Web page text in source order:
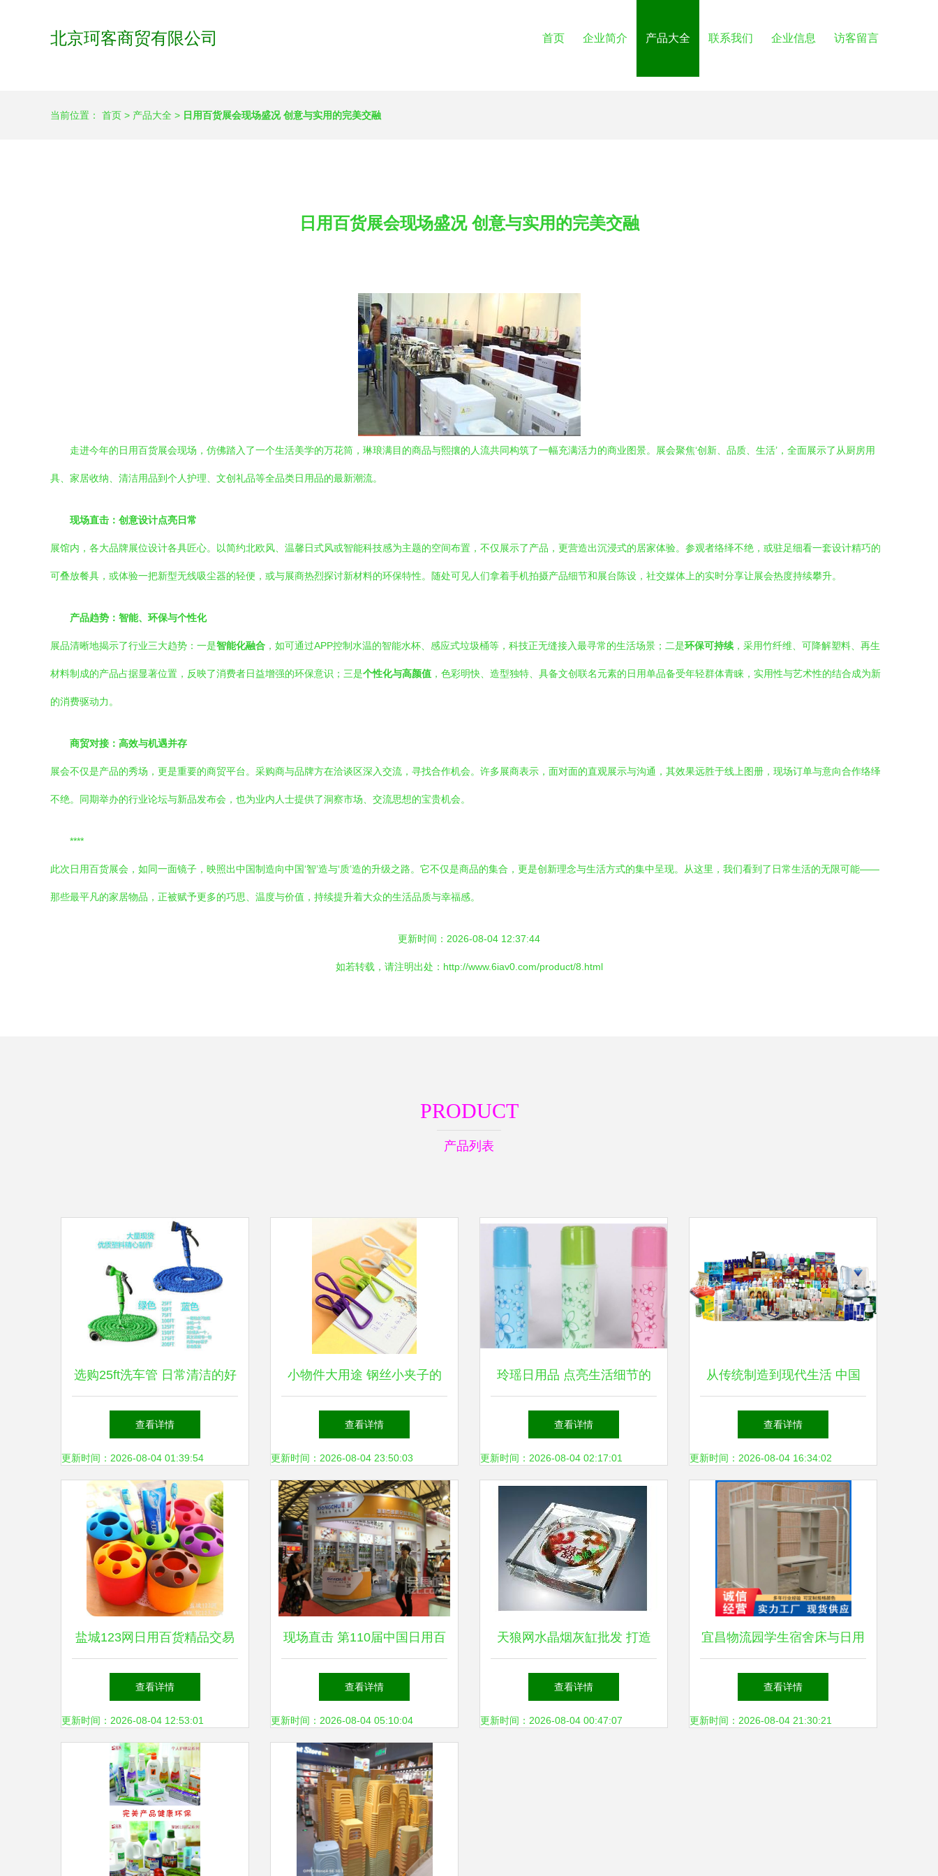
北京珂客商贸有限公司 首页 企业简介 产品大全 联系我们 企业信息 访客留言
当前位置： 首页 > 产品大全 > 日用百货展会现场盛况 创意与实用的完美交融
日用百货展会现场盛况 创意与实用的完美交融
走进今年的日用百货展会现场，仿佛踏入了一个生活美学的万花筒，琳琅满目的商品与熙攘的人流共同构筑了一幅充满活力的商业图景。展会聚焦‘创新、品质、生活’，全面展示了从厨房用
具、家居收纳、清洁用品到个人护理、文创礼品等全品类日用品的最新潮流。
现场直击：创意设计点亮日常
展馆内，各大品牌展位设计各具匠心。以简约北欧风、温馨日式风或智能科技感为主题的空间布置，不仅展示了产品，更营造出沉浸式的居家体验。参观者络绎不绝，或驻足细看一套设计精巧的
可叠放餐具，或体验一把新型无线吸尘器的轻便，或与展商热烈探讨新材料的环保特性。随处可见人们拿着手机拍摄产品细节和展台陈设，社交媒体上的实时分享让展会热度持续攀升。
产品趋势：智能、环保与个性化
展品清晰地揭示了行业三大趋势：一是智能化融合 ，如可通过APP控制水温的智能水杯、感应式垃圾桶等，科技正无缝接入最寻常的生活场景；二是环保可持续，采用竹纤维、可降解塑料、再生
材料制成的产品占据显著位置，反映了消费者日益增强的环保意识；三是个性化与高颜值 ，色彩明快、造型独特、具备文创联名元素的日用单品备受年轻群体青睐，实用性与艺术性的结合成为新
的消费驱动力。
商贸对接：高效与机遇并存
展会不仅是产品的秀场，更是重要的商贸平台。采购商与品牌方在洽谈区深入交流，寻找合作机会。许多展商表示，面对面的直观展示与沟通，其效果远胜于线上图册，现场订单与意向合作络绎
不绝。同期举办的行业论坛与新品发布会，也为业内人士提供了洞察市场、交流思想的宝贵机会。
****
此次日用百货展会，如同一面镜子，映照出中国制造向中国‘智’造与‘质’造的升级之路。它不仅是商品的集合，更是创新理念与生活方式的集中呈现。从这里，我们看到了日常生活的无限可能——
那些最平凡的家居物品，正被赋予更多的巧思、温度与价值，持续提升着大众的生活品质与幸福感。
更新时间：2026-08-04 12:37:44
如若转载，请注明出处：http://www.6iav0.com/product/8.html
PRODUCT
产品列表
选购25ft洗车管 日常清洁的好
帮手
查看详情
更新时间：2026-08-04 01:39:54
小物件大用途 钢丝小夹子的
日用美学
查看详情
更新时间：2026-08-04 23:50:03
玲瑶日用品 点亮生活细节的
日用百货专家
查看详情
更新时间：2026-08-04 02:17:01
从传统制造到现代生活 中国
日用品公司的转型之路
查看详情
更新时间：2026-08-04 16:34:02
盐城123网日用百货精品交易
指南 打造你的优质生活圈
查看详情
更新时间：2026-08-04 12:53:01
现场直击 第110届中国日用百
货商品交易会盛况纪实
查看详情
更新时间：2026-08-04 05:10:04
天狼网水晶烟灰缸批发 打造
品质日用百货新标杆
查看详情
更新时间：2026-08-04 00:47:07
宜昌物流园学生宿舍床与日用
百货 价格实惠，服务高效
查看详情
更新时间：2026-08-04 21:30:21